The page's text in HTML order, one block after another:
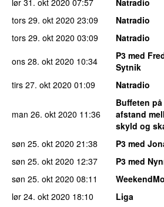
tors 29. okt 2020 23:09
Natradio
tors 29. okt 2020 03:09
Natradio
ons 28. okt 2020 10:34
P3 med
Sytnik
tirs 27. okt 2020 01:09 Natradio
man 26. okt 2020 11:36
Buffeten på
afstand
skyld og
søn 25. okt 2020 21:38
P3 med
søn 25. okt 2020 12:37
P3 med
søn 25. okt 2020 08:11
lør 24. okt 2020 18:10
Liga